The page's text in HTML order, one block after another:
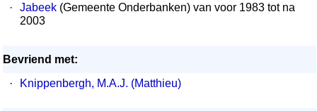
·
Jabeek (Gemeente Onderbanken) van voor 1983 tot na
2003
Bevriend met:
·
Knippenbergh, M.A.J. (Matthieu)